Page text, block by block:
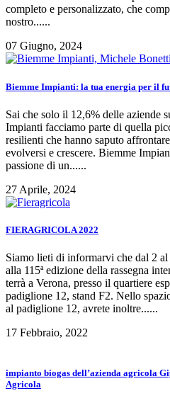
completo e personalizzato, che
nostro......
07 Giugno, 2024
Biemme Impianti: la tua energia per il
Sai che solo il 12,6% delle aziende
Impianti facciamo parte di quella
resilienti che hanno saputo
evolversi e crescere. Biemme
passione di un......
27 Aprile, 2024
FIERAGRICOLA 2022
Siamo lieti di informarvi che dal 2 al
alla 115ª edizione della rassegna
terrà a Verona, presso il quartiere
padiglione 12, stand F2. Nello
al padiglione 12, avrete inoltre......
17 Febbraio, 2022
impianto biogas dell’azienda agricola
Agricola